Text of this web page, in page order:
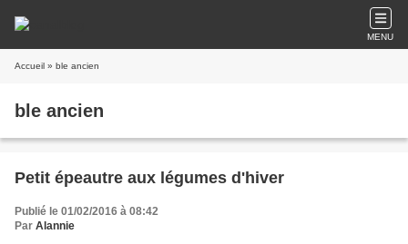
MENU
Accueil » ble ancien
ble ancien
Petit épeautre aux légumes d'hiver
Publié le 01/02/2016 à 08:42
Par Alannie